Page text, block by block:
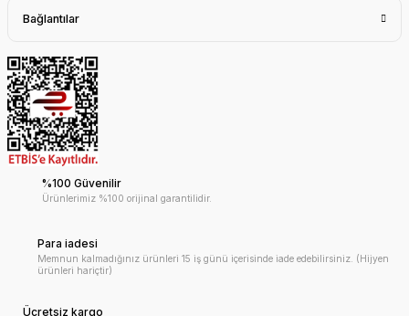
Bağlantılar
%100 Güvenilir
Ürünlerimiz %100 orijinal garantilidir.
Para iadesi
Memnun kalmadığınız ürünleri 15 iş günü içerisinde iade edebilirsiniz. (Hijyen
ürünleri hariçtir)
Ücretsiz kargo